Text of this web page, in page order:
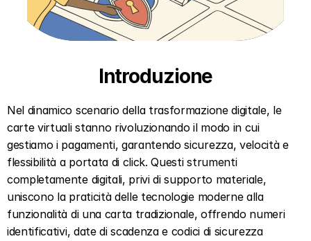
Introduzione
Nel dinamico scenario della trasformazione digitale, le
carte virtuali stanno rivoluzionando il modo in cui
gestiamo i pagamenti, garantendo sicurezza, velocità e
flessibilità a portata di click. Questi strumenti
completamente digitali, privi di supporto materiale,
uniscono la praticità delle tecnologie moderne alla
funzionalità di una carta tradizionale, offrendo numeri
identificativi, date di scadenza e codici di sicurezza